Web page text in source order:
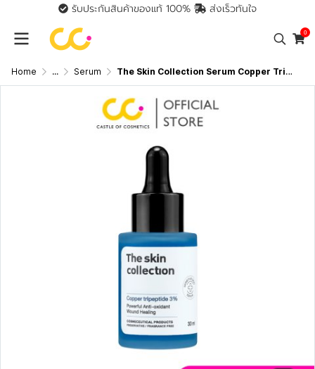
รับประกันสินค้าของแท้ 100% ส่งเร็วทันใจ
0
Home ... Serum The Skin Collection Serum Copper Tripeptide 3% (30ml) เซรั่มแก้ปัญหาหลุมสิว ผิวกระชับ รูขุมขนตื้นขึ้น